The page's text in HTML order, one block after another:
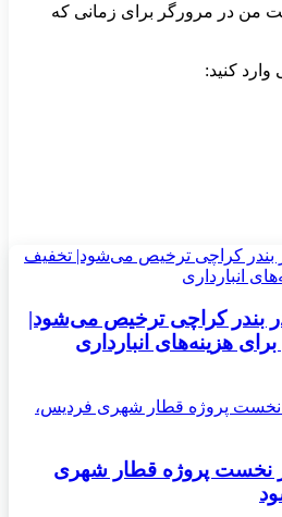
من در مرورگر برای زمانی که
کنید:
در بندر کراچی ترخیص می‌شود|
نخست پروژه قطار شهری